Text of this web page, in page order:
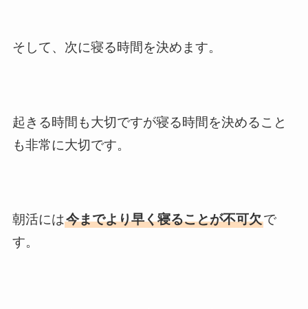
そして、次に寝る時間を決めます。
起きる時間も大切ですが寝る時間を決めること
も非常に大切です。
朝活には今までより早く寝ることが不可欠で
す。